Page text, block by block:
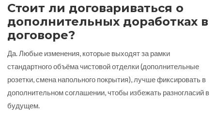
Стоит ли договариваться о
дополнительных доработках в
договоре?
Да. Любые изменения, которые выходят за рамки
стандартного объёма чистовой отделки (дополнительные
розетки, смена напольного покрытия), лучше фиксировать в
дополнительном соглашении, чтобы избежать разногласий в
будущем.